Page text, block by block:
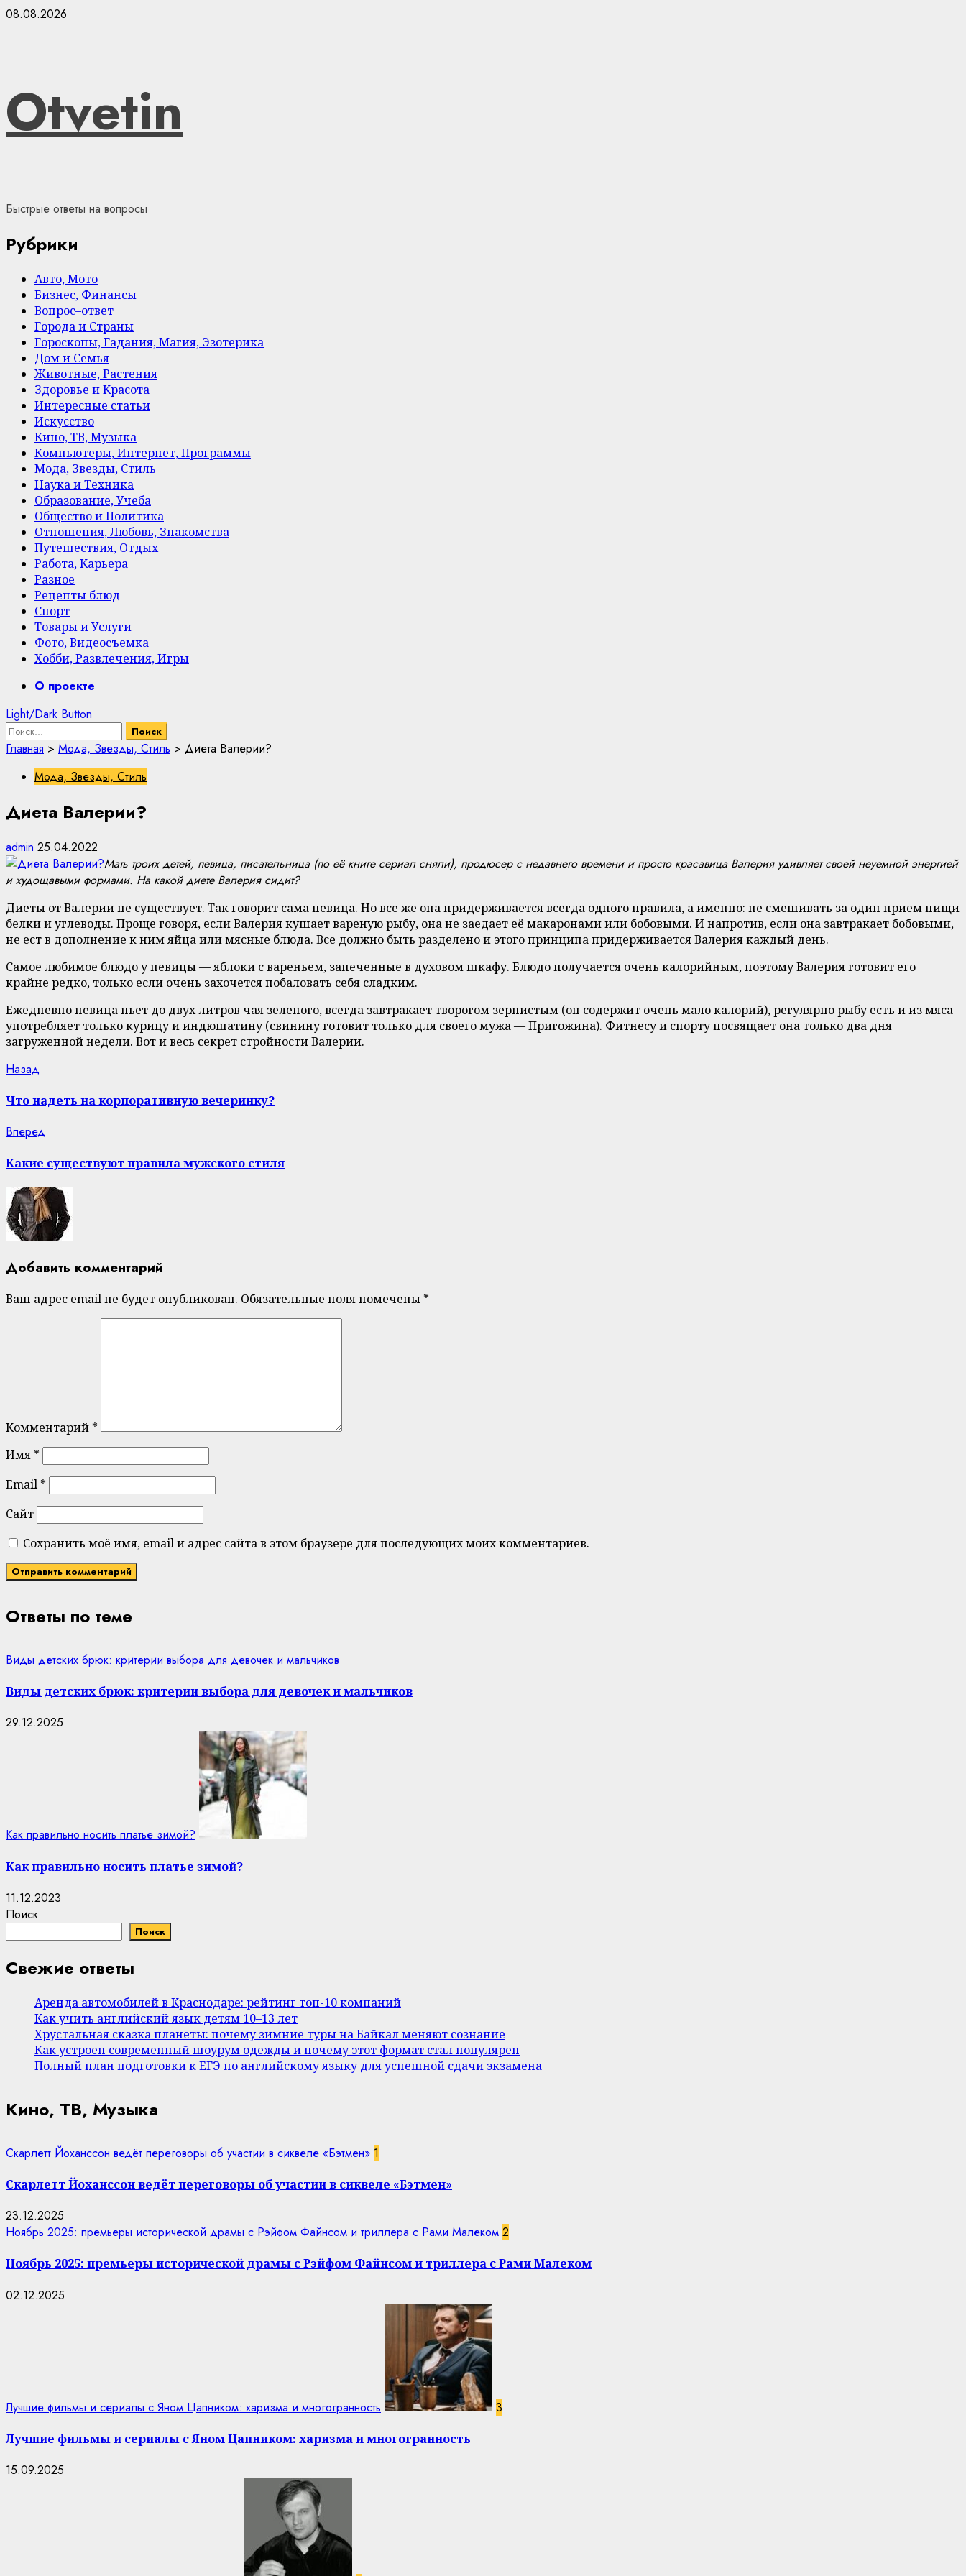
Skip
08.08.2026
Otvetin
Быстрые ответы на вопросы
Рубрики
Авто, Мото
Бизнес, Финансы
Вопрос–ответ
Города и Страны
Гороскопы, Гадания, Магия, Эзотерика
Дом и Семья
Животные, Растения
Здоровье и Красота
Интересные статьи
Искусство
Кино, ТВ, Музыка
Компьютеры, Интернет, Программы
Мода, Звезды, Стиль
Наука и Техника
Образование, Учеба
Общество и Политика
Отношения, Любовь, Знакомства
Путешествия, Отдых
Работа, Карьера
Разное
Рецепты блюд
Спорт
Товары и Услуги
Фото, Видеосъемка
Хобби, Развлечения, Игры
PrimaryО проекте
Light/Dark Button
Найти:
Главная > Мода, Звезды, Стиль > Диета Валерии?
Мода, Звезды, Стиль
Диета Валерии?
admin 25.04.2022
Мать троих детей, певица, писательница (по её книге сериал сняли), продюсер с недавнего времени и просто красавица Валерия удивляет своей неуемной энергией
и худощавыми формами. На какой диете Валерия сидит?
Диеты от Валерии не существует. Так говорит сама певица. Но все же она придерживается всегда одного правила, а именно: не смешивать за один прием пищи
белки и углеводы. Проще говоря, если Валерия кушает вареную рыбу, она не заедает её макаронами или бобовыми. И напротив, если она завтракает бобовыми,
не ест в дополнение к ним яйца или мясные блюда. Все должно быть разделено и этого принципа придерживается Валерия каждый день.
Самое любимое блюдо у певицы — яблоки с вареньем, запеченные в духовом шкафу. Блюдо получается очень калорийным, поэтому Валерия готовит его
крайне редко, только если очень захочется побаловать себя сладким.
Ежедневно певица пьет до двух литров чая зеленого, всегда завтракает творогом зернистым (он содержит очень мало калорий), регулярно рыбу есть и из мяса
употребляет только курицу и индюшатину (свинину готовит только для своего мужа — Пригожина). Фитнесу и спорту посвящает она только два дня
загруженной недели. Вот и весь секрет стройности Валерии.
Continue
Reading
Назад
Что надеть на корпоративную вечеринку?
Вперед
Какие существуют правила мужского стиля
Добавить комментарий
Ваш адрес email не будет опубликован. Обязательные поля помечены *
Комментарий *
Имя *
Email *
Сайт
Сохранить моё имя, email и адрес сайта в этом браузере для последующих моих комментариев.
Ответы по теме
Виды детских брюк: критерии выбора для девочек и мальчиков
Виды детских брюк: критерии выбора для девочек и мальчиков
29.12.2025
Как правильно носить платье зимой?
Как правильно носить платье зимой?
11.12.2023
Поиск
Поиск
Свежие ответы
Аренда автомобилей в Краснодаре: рейтинг топ-10 компаний
Как учить английский язык детям 10–13 лет
Хрустальная сказка планеты: почему зимние туры на Байкал меняют сознание
Как устроен современный шоурум одежды и почему этот формат стал популярен
Полный план подготовки к ЕГЭ по английскому языку для успешной сдачи экзамена
Кино, ТВ, Музыка
Скарлетт Йоханссон ведёт переговоры об участии в сиквеле «Бэтмен» 1
Скарлетт Йоханссон ведёт переговоры об участии в сиквеле «Бэтмен»
23.12.2025
Ноябрь 2025: премьеры исторической драмы с Рэйфом Файнсом и триллера с Рами Малеком 2
Ноябрь 2025: премьеры исторической драмы с Рэйфом Файнсом и триллера с Рами Малеком
02.12.2025
Лучшие фильмы и сериалы с Яном Цапником: харизма и многогранность 3
Лучшие фильмы и сериалы с Яном Цапником: харизма и многогранность
15.09.2025